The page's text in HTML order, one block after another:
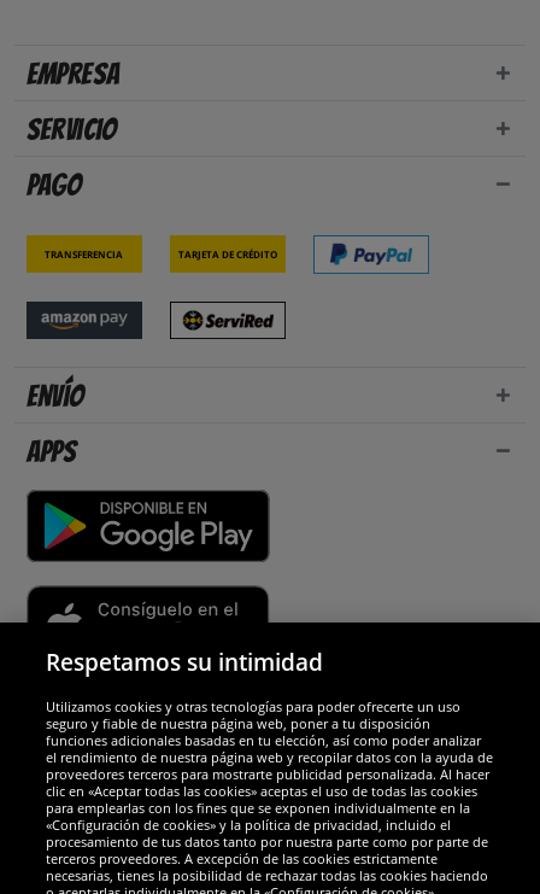
Empresa
Servicio
Pago
Transferencia Tarjeta de crédito
Envío
Apps
Socios y seguridad
Galardones
Respetamos su intimidad
Utilizamos cookies y otras tecnologías para poder ofrecerte un uso
seguro y fiable de nuestra página web, poner a tu disposición
funciones adicionales basadas en tu elección, así como poder analizar
el rendimiento de nuestra página web y recopilar datos con la ayuda de
proveedores terceros para mostrarte publicidad personalizada. Al hacer
clic en «Aceptar todas las cookies» aceptas el uso de todas las cookies
para emplearlas con los fines que se exponen individualmente en la
«Configuración de cookies» y la política de privacidad, incluido el
procesamiento de tus datos tanto por nuestra parte como por parte de
terceros proveedores. A excepción de las cookies estrictamente
necesarias, tienes la posibilidad de rechazar todas las cookies haciendo